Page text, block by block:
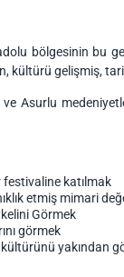
bölgesinin bu
kültürü gelişmiş,
Asurlu
katılmak
etmiş mimari
Görmek
görmek
yakından